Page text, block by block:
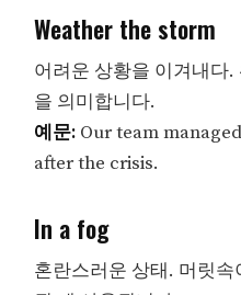
Weather the storm
어려운 상황을 이겨내다
을 의미합니다.
예문: Our team
after the crisis.
In a fog
혼란스러운 상태. 머릿